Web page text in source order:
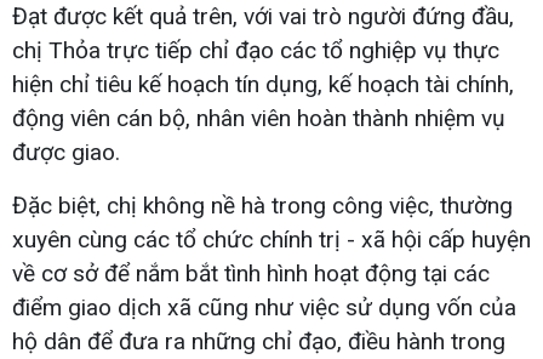
Đạt được kết quả trên, với vai trò người đứng đầu,
chị Thỏa trực tiếp chỉ đạo các tổ nghiệp vụ thực
hiện chỉ tiêu kế hoạch tín dụng, kế hoạch tài chính,
động viên cán bộ, nhân viên hoàn thành nhiệm vụ
được giao.
Đặc biệt, chị không nề hà trong công việc, thường
xuyên cùng các tổ chức chính trị - xã hội cấp huyện
về cơ sở để nắm bắt tình hình hoạt động tại các
điểm giao dịch xã cũng như việc sử dụng vốn của
hộ dân để đưa ra những chỉ đạo, điều hành trong